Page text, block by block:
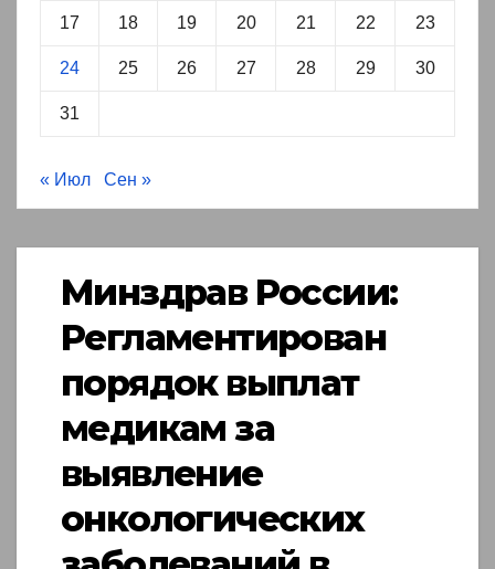
17 18 19 20 21 22 23
24 25 26 27 28 29 30
31
« Июл Сен »
Минздрав России:
Регламентирован
порядок выплат
медикам за
выявление
онкологических